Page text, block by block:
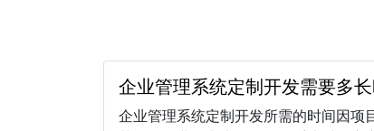
企业管理系统定制开发需要多
企业管理系统定制开发所需的时间因项